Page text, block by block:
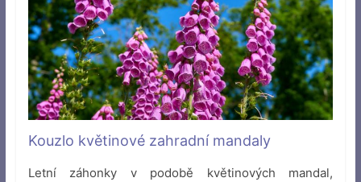
Kouzlo květinové zahradní mandaly
Letní záhonky v podobě květinových mandal,